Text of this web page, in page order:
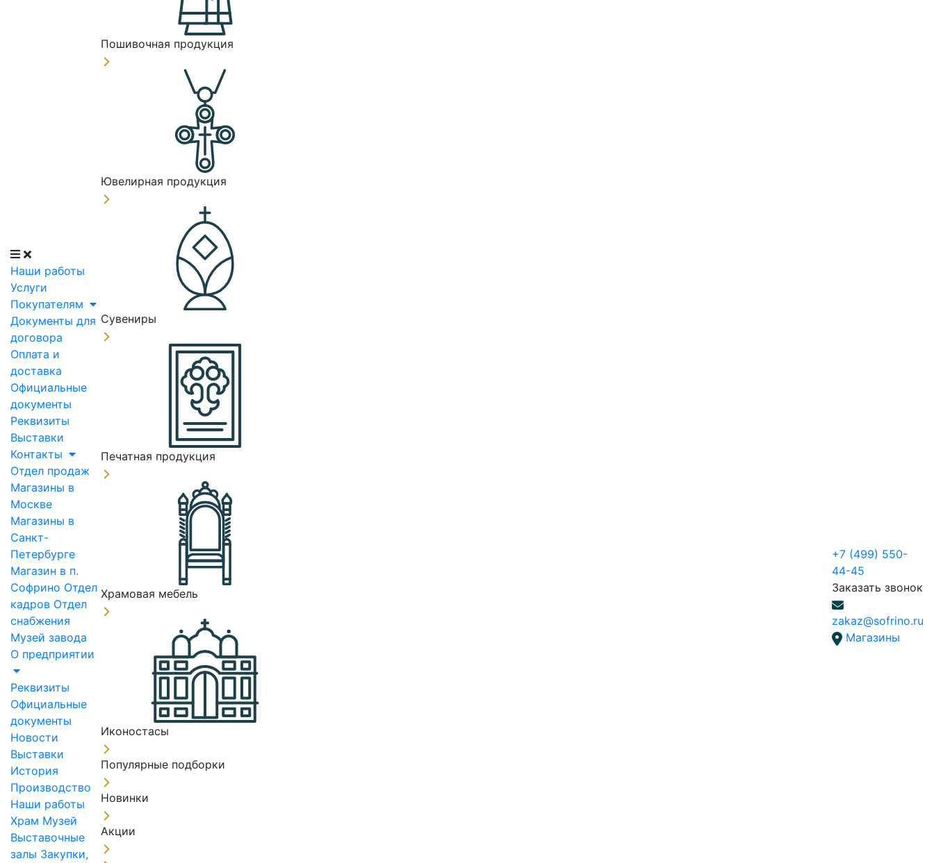
Наши работы
Услуги
Покупателям
Документы для
договора
Оплата и
доставка
Официальные
документы
Реквизиты
Выставки
Контакты
Отдел продаж
Магазины в
Москве
Магазины в
Санкт-
Петербурге
Магазин в п.
Софрино Отдел
кадров Отдел
снабжения
Музей завода
О предприятии
Реквизиты
Официальные
документы
Новости
Выставки
История
Производство
Наши работы
Храм Музей
Выставочные
залы Закупки,
Пошивочная продукция
Ювелирная продукция
Сувениры
Печатная продукция
Храмовая мебель
Иконостасы
Популярные подборки
Новинки
Акции
+7 (499) 550-
44-45
Заказать звонок
zakaz@sofrino.ru
Магазины